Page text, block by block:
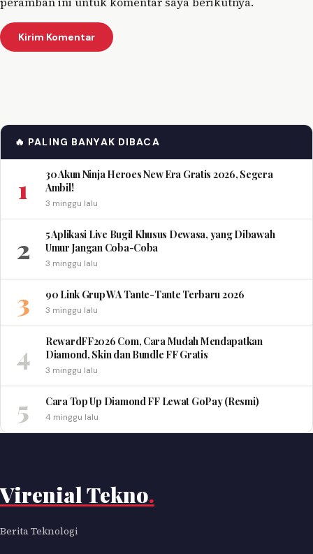
🔥 PALING BANYAK DIBACA
1
30 Akun Ninja Heroes New Era Gratis 2026, Segera
Ambil!
3 minggu lalu
2
5 Aplikasi Live Bugil Khusus Dewasa, yang Dibawah
Umur Jangan Coba-Coba
3 minggu lalu
3 90 Link Grup WA Tante-Tante Terbaru 2026
3 minggu lalu
4
RewardFF2026 Com, Cara Mudah Mendapatkan
Diamond, Skin dan Bundle FF Gratis
3 minggu lalu
5 Cara Top Up Diamond FF Lewat GoPay (Resmi)
4 minggu lalu
Virenial Tekno.
Berita Teknologi